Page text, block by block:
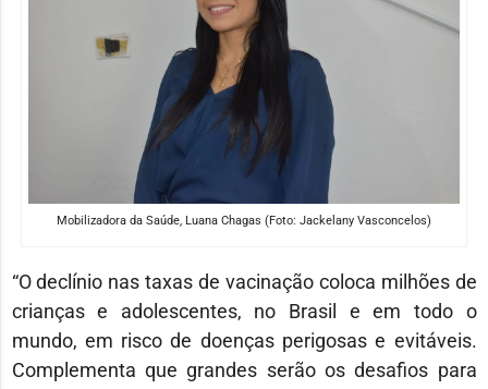
Mobilizadora da Saúde, Luana Chagas (Foto: Jackelany Vasconcelos)
“O declínio nas taxas de vacinação coloca milhões de
crianças e adolescentes, no Brasil e em todo o
mundo, em risco de doenças perigosas e evitáveis.
Complementa que grandes serão os desafios para